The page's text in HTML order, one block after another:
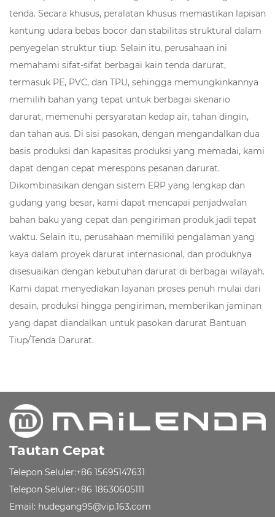
tenda. Secara khusus, peralatan khusus memastikan lapisan
kantung udara bebas bocor dan stabilitas struktural dalam
penyegelan struktur tiup. Selain itu, perusahaan ini
memahami sifat-sifat berbagai kain tenda darurat,
termasuk PE, PVC, dan TPU, sehingga memungkinkannya
memilih bahan yang tepat untuk berbagai skenario
darurat, memenuhi persyaratan kedap air, tahan dingin,
dan tahan aus. Di sisi pasokan, dengan mengandalkan dua
basis produksi dan kapasitas produksi yang memadai, kami
dapat dengan cepat merespons pesanan darurat.
Dikombinasikan dengan sistem ERP yang lengkap dan
gudang yang besar, kami dapat mencapai penjadwalan
bahan baku yang cepat dan pengiriman produk jadi tepat
waktu. Selain itu, perusahaan memiliki pengalaman yang
kaya dalam proyek darurat internasional, dan produknya
disesuaikan dengan kebutuhan darurat di berbagai wilayah.
Kami dapat menyediakan layanan proses penuh mulai dari
desain, produksi hingga pengiriman, memberikan jaminan
yang dapat diandalkan untuk pasokan darurat Bantuan
Tiup/Tenda Darurat.
Tautan Cepat
Telepon Seluler:+86 15695147631
Telepon Seluler:+86 18630605111
Email: hudegang95@vip.163.com